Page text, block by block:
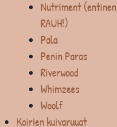
Nutriment (entinen
RAUH!)
Pala
Penin Paras
Riverwood
Whimzees
Woolf
Koirien kuivaruuat